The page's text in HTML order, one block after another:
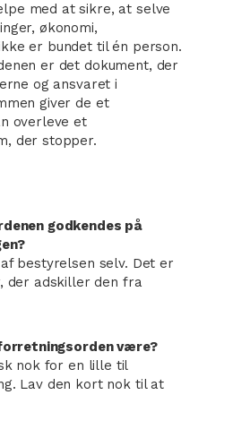
med at sikre, at selve
økonomi,
er bundet til én person.
er det dokument, der
og ansvaret i
giver de et
overleve et
der stopper.
godkendes på
bestyrelsen selv. Det er
der adskiller den fra
være?
nok for en lille til
Lav den kort nok til at